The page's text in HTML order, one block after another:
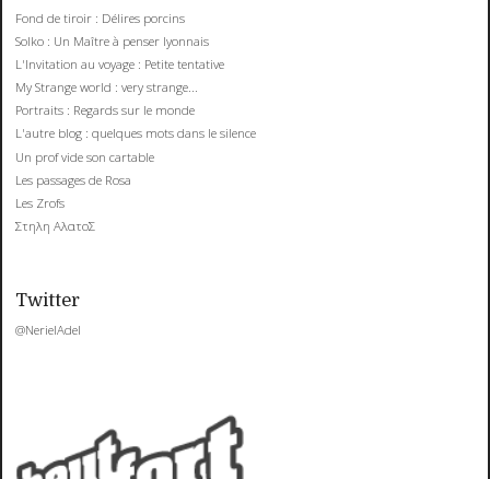
Fond de tiroir : Délires porcins
Solko : Un Maître à penser lyonnais
L'Invitation au voyage : Petite tentative
My Strange world : very strange...
Portraits : Regards sur le monde
L'autre blog : quelques mots dans le silence
Un prof vide son cartable
Les passages de Rosa
Les Zrofs
Στηλη ΑλατοΣ
Twitter
@NerielAdel